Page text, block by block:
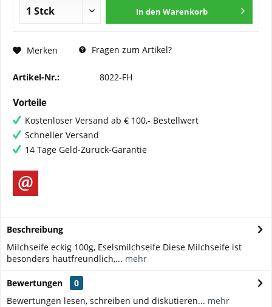
In den Warenkorb
Merken Fragen zum Artikel?
Artikel-Nr.: 8022-FH
Vorteile
Kostenloser Versand ab € 100,- Bestellwert
Schneller Versand
14 Tage Geld-Zurück-Garantie
Beschreibung
Milchseife eckig 100g, Eselsmilchseife Diese Milchseife ist
besonders hautfreundlich,... mehr
Bewertungen
0
Bewertungen lesen, schreiben und diskutieren... mehr